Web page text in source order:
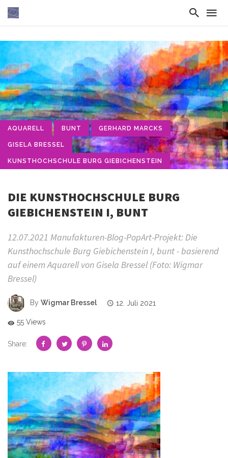
AQUARELL BUNT GERHARD MARCKS
GISELA BRESSEL
KUNSTHOCHSCHULE BURG GIEBICHENSTEIN
DIE KUNSTHOCHSCHULE BURG
GIEBICHENSTEIN I, BUNT
12.07.2021 Manufakturen-Blog-PopArt-Projekt: Die
Kunsthochschule Burg Giebichenstein I, bunt - basierend
auf einem Aquarell von Gisela Bressel (Foto: Wigmar
Bressel)
By Wigmar Bressel 12. Juli 2021
55 Views
Share: